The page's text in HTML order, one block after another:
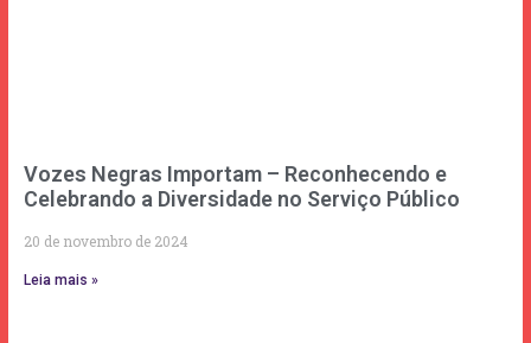
Vozes Negras Importam – Reconhecendo e
Celebrando a Diversidade no Serviço Público
20 de novembro de 2024
Leia mais »